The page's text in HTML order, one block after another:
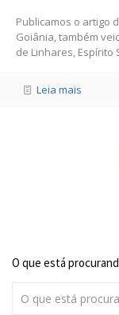
Publicamos o artigo
Goiânia, também
de Linhares, Espírito
Leia mais
O que está